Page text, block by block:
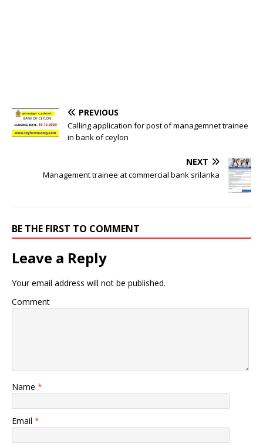
PREVIOUS
Calling application for post of managemnet trainee
in bank of ceylon
NEXT
Management trainee at commercial bank srilanka
BE THE FIRST TO COMMENT
Leave a Reply
Your email address will not be published.
Comment
Name *
Email *